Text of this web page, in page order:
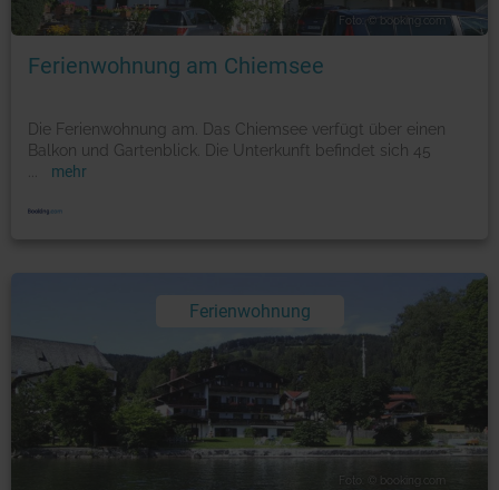
Foto: © booking.com
Ferienwohnung am Chiemsee
Die Ferienwohnung am. Das Chiemsee verfügt über einen
Balkon und Gartenblick. Die Unterkunft befindet sich 45
mehr
Ferienwohnung
Foto: © booking.com